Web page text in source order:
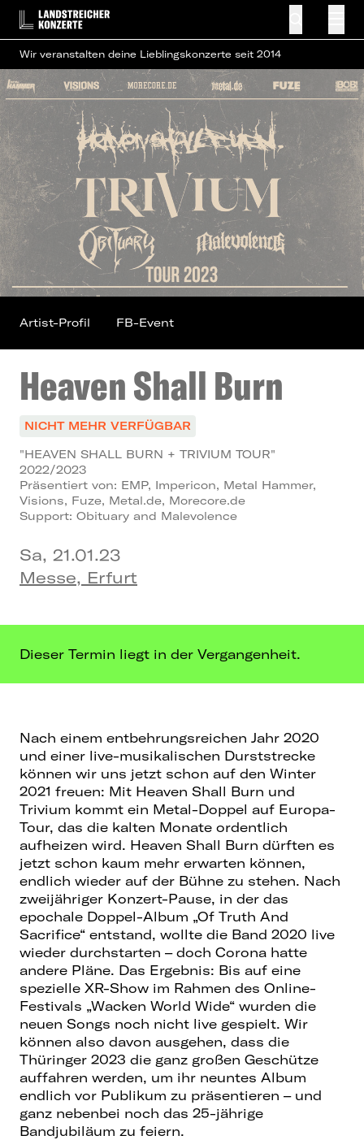
Wir veranstalten deine Lieblingskonzerte seit 2014
Heaven Shall Burn
NICHT MEHR VERFÜGBAR
"HEAVEN SHALL BURN + TRIVIUM TOUR"
2022/2023
Präsentiert von: EMP, Impericon, Metal Hammer,
Visions, Fuze, Metal.de, Morecore.de
Support: Obituary and Malevolence
Sa, 21.01.23
Messe, Erfurt
Artist-Profil FB-Event
Dieser Termin liegt in der Vergangenheit.
Nach einem entbehrungsreichen Jahr 2020
und einer live-musikalischen Durststrecke
können wir uns jetzt schon auf den Winter
2021 freuen: Mit Heaven Shall Burn und
Trivium kommt ein Metal-Doppel auf Europa-
Tour, das die kalten Monate ordentlich
aufheizen wird. Heaven Shall Burn dürften es
jetzt schon kaum mehr erwarten können,
endlich wieder auf der Bühne zu stehen. Nach
zweijähriger Konzert-Pause, in der das
epochale Doppel-Album „Of Truth And
Sacrifice“ entstand, wollte die Band 2020 live
wieder durchstarten – doch Corona hatte
andere Pläne. Das Ergebnis: Bis auf eine
spezielle XR-Show im Rahmen des Online-
Festivals „Wacken World Wide“ wurden die
neuen Songs noch nicht live gespielt. Wir
können also davon ausgehen, dass die
Thüringer 2023 die ganz großen Geschütze
auffahren werden, um ihr neuntes Album
endlich vor Publikum zu präsentieren – und
ganz nebenbei noch das 25-jährige
Bandjubiläum zu feiern.